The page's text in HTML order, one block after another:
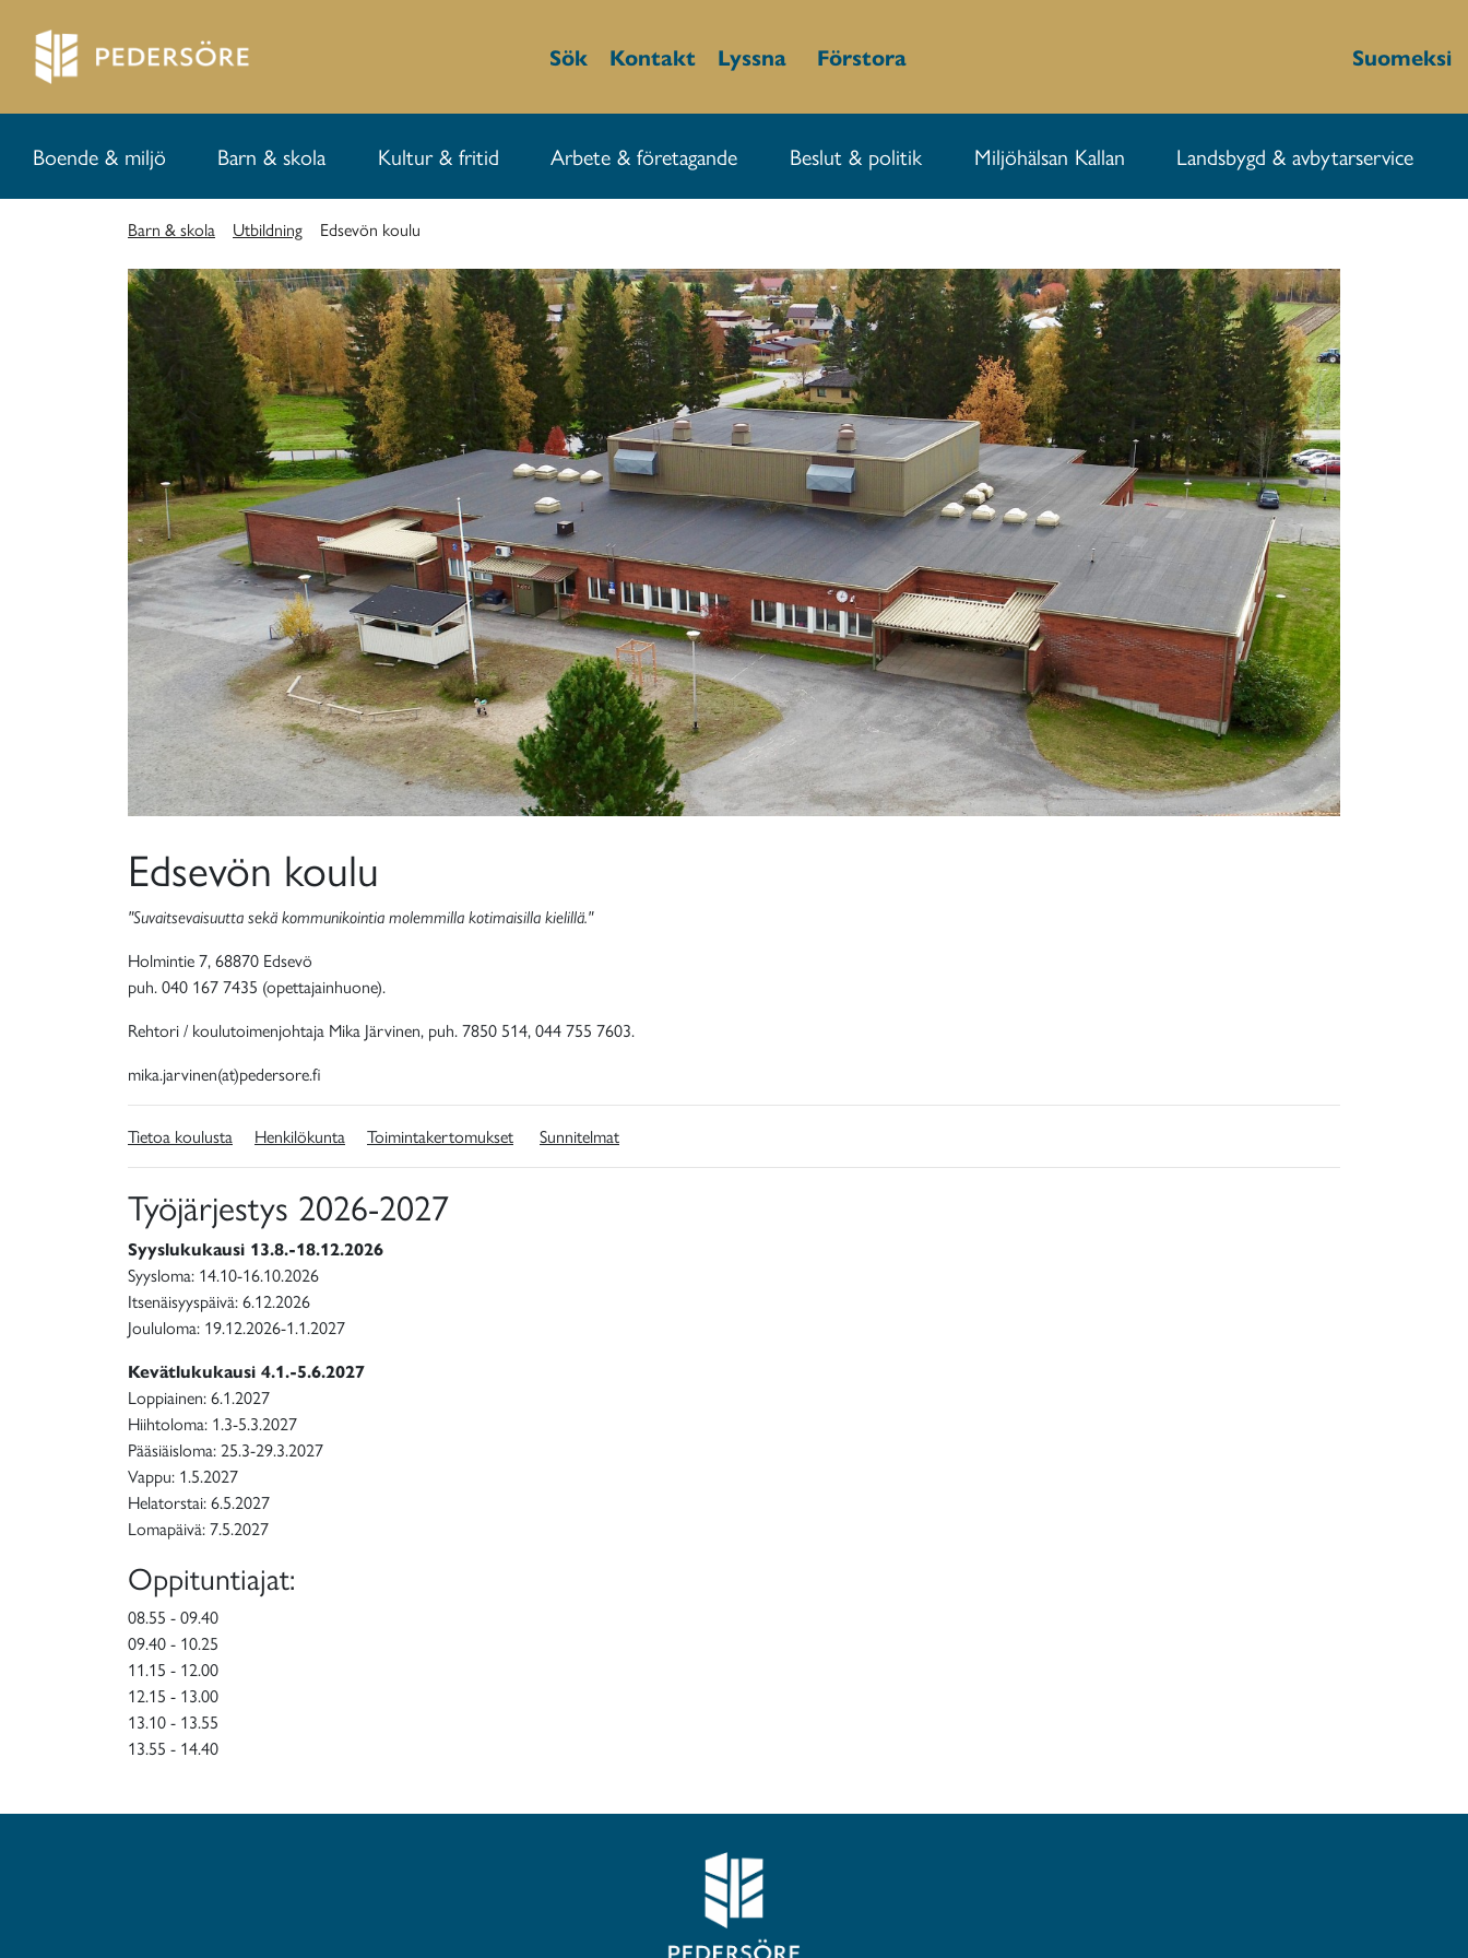
Sök Kontakt Lyssna Förstora Suomeksi
Boende & miljö Barn & skola Kultur & fritid Arbete & företagande Beslut & politik Miljöhälsan Kallan Landsbygd & avbytarservice
Barn & skola Utbildning Edsevön koulu
Edsevön koulu
"Suvaitsevaisuutta sekä kommunikointia molemmilla kotimaisilla kielillä."
Holmintie 7, 68870 Edsevö
puh. 040 167 7435 (opettajainhuone).
Rehtori / koulutoimenjohtaja Mika Järvinen, puh. 7850 514, 044 755 7603.
mika.jarvinen(at)pedersore.fi
Tietoa koulusta Henkilökunta Toimintakertomukset Sunnitelmat
Työjärjestys 2026-2027
Syyslukukausi 13.8.-18.12.2026
Syysloma: 14.10-16.10.2026
Itsenäisyyspäivä: 6.12.2026
Joululoma: 19.12.2026-1.1.2027
Kevätlukukausi 4.1.-5.6.2027
Loppiainen: 6.1.2027
Hiihtoloma: 1.3-5.3.2027
Pääsiäisloma: 25.3-29.3.2027
Vappu: 1.5.2027
Helatorstai: 6.5.2027
Lomapäivä: 7.5.2027
Oppituntiajat:
08.55 - 09.40
09.40 - 10.25
11.15 - 12.00
12.15 - 13.00
13.10 - 13.55
13.55 - 14.40